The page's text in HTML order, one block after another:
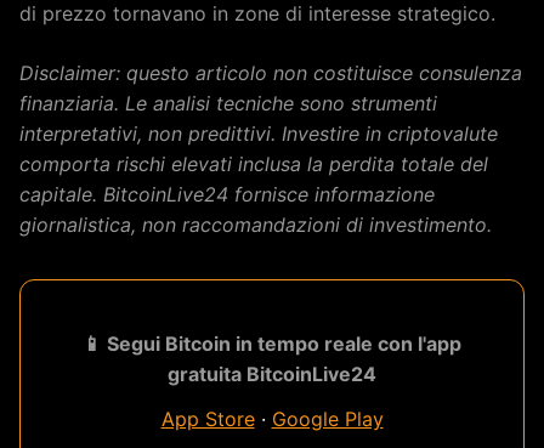
di prezzo tornavano in zone di interesse strategico.
Disclaimer: questo articolo non costituisce consulenza
finanziaria. Le analisi tecniche sono strumenti
interpretativi, non predittivi. Investire in criptovalute
comporta rischi elevati inclusa la perdita totale del
capitale. BitcoinLive24 fornisce informazione
giornalistica, non raccomandazioni di investimento.
📱 Segui Bitcoin in tempo reale con l'app
gratuita BitcoinLive24
App Store· Google Play